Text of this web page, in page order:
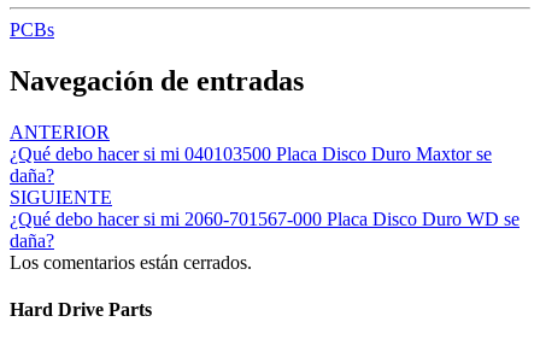
PCBs
Navegación de entradas
ANTERIOR
¿Qué debo hacer si mi 040103500 Placa Disco Duro Maxtor se
daña?
SIGUIENTE
¿Qué debo hacer si mi 2060-701567-000 Placa Disco Duro WD se
daña?
Los comentarios están cerrados.
Hard Drive Parts